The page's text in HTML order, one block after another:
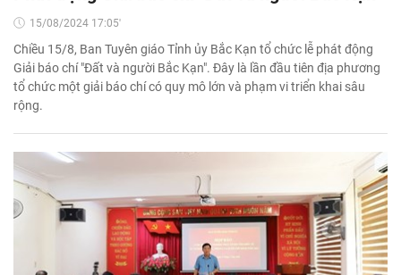
15/08/2024 17:05'
Chiều 15/8, Ban Tuyên giáo Tỉnh ủy Bắc Kạn tổ chức lễ phát động
Giải báo chí "Đất và người Bắc Kạn". Đây là lần đầu tiên địa phương
tổ chức một giải báo chí có quy mô lớn và phạm vi triển khai sâu
rộng.